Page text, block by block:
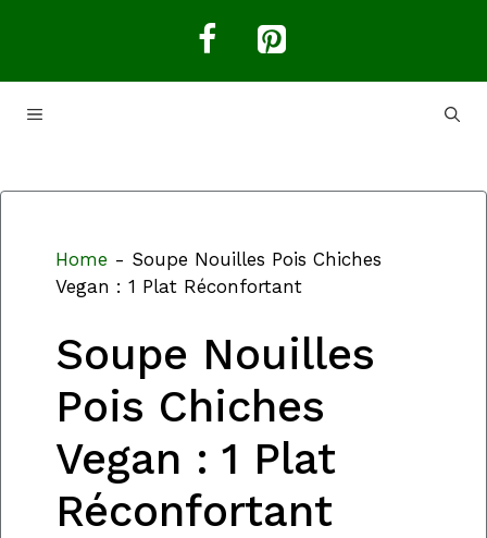
MENU
Home - Soupe Nouilles Pois Chiches
Vegan : 1 Plat Réconfortant
Soupe Nouilles
Pois Chiches
Vegan : 1 Plat
Réconfortant